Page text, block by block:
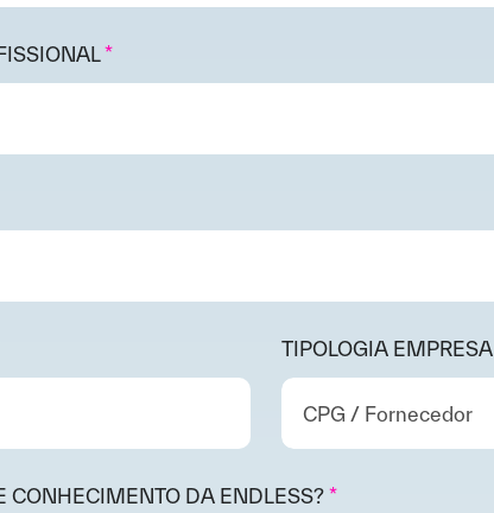
*
TIPOLOGIA EMPRESA
CONHECIMENTO DA ENDLESS? *